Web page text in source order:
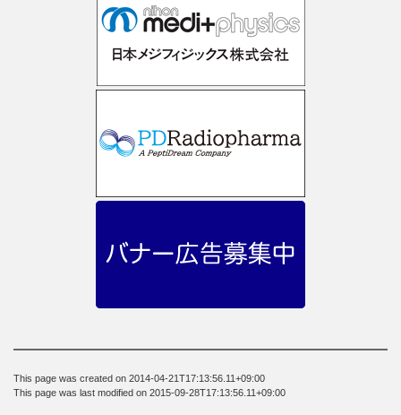
This page was created on 2014-04-21T17:13:56.11+09:00
This page was last modified on 2015-09-28T17:13:56.11+09:00